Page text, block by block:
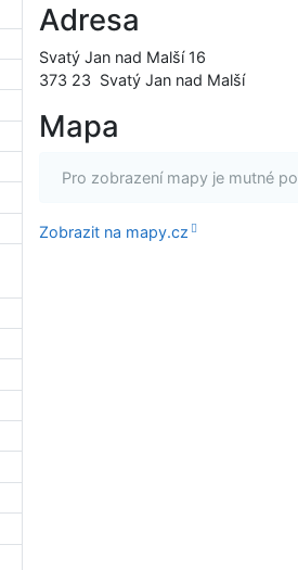
Adresa
Svatý Jan nad Malší 16
373 23 Svatý Jan nad Malší
Mapa
Pro zobrazení mapy je mutné
Zobrazit na mapy.cz